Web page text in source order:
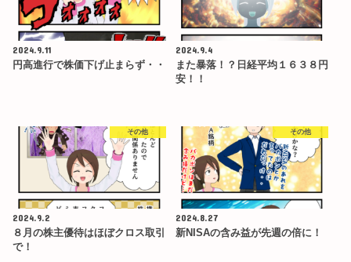
2024.9.11
円高進行で株価下げ止まらず・・
2024.9.4
また暴落！？日経平均１６３８円
安！！
その他
2024.9.2
８月の株主優待はほぼクロス取引
で！
その他
2024.8.27
新NISAの含み益が先週の倍に！